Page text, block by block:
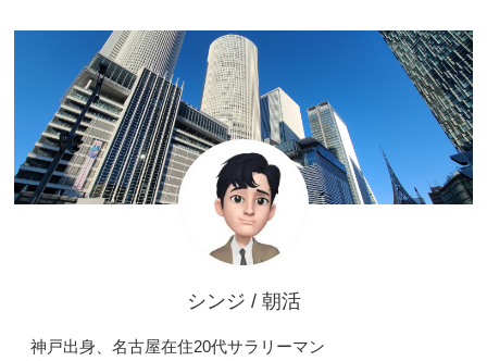
シンジ / 朝活
神戸出身、名古屋在住20代サラリーマン